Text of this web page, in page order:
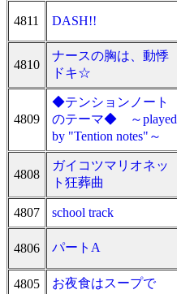
4811 DASH!!
4810
ナースの胸は、動悸
ドキ☆
4809
◆テンションノート
のテーマ◆ ～played
by "Tention notes"～
4808
ガイコツマリオネッ
ト狂葬曲
4807 school track
4806 パートA
4805 お夜食はスープで